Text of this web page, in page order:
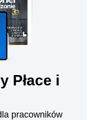
Płace i
pracowników